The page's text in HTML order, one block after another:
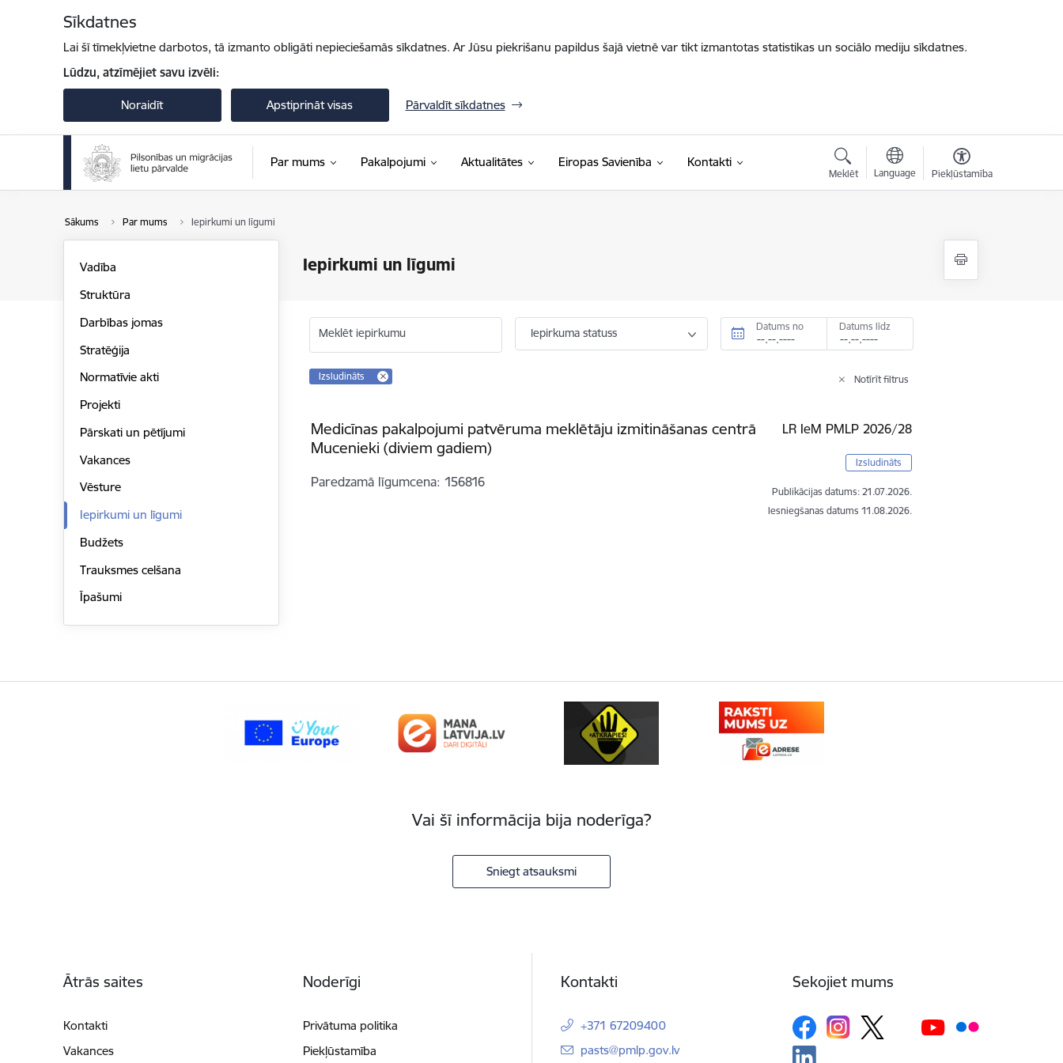
Sīkdatnes
Lai šī tīmekļvietne darbotos, tā izmanto obligāti nepieciešamās sīkdatnes. Ar Jūsu piekrišanu papildus šajā vietnē var tikt izmantotas statistikas un sociālo mediju sīkdatnes.
Lūdzu, atzīmējiet savu izvēli:
Noraidīt Apstiprināt visas Pārvaldīt sīkdatnes
Par mums Pakalpojumi Aktualitātes Eiropas Savienība Kontakti
Meklēt Language Piekļūstamība
Sākums Par mums Iepirkumi un līgumi
Iepirkumi un līgumi
Vadība
Struktūra
Darbības jomas
Stratēģija
Normatīvie akti
Projekti
Pārskati un pētījumi
Vakances
Vēsture
Iepirkumi un līgumi
Budžets
Trauksmes celšana
Īpašumi
Meklēt iepirkumu Iepirkuma statuss Datums no Datums līdz
Izsludināts Notīrīt filtrus
Medicīnas pakalpojumi patvēruma meklētāju izmitināšanas centrā
Mucenieki (diviem gadiem)
Paredzamā līgumcena 156816
LR IeM PMLP 2026/28
Izsludināts
Publikācijas datums: 21.07.2026.
Iesniegšanas datums 11.08.2026.
Vai šī informācija bija noderīga?
Sniegt atsauksmi
Ātrās saites
Kontakti
Vakances
Noderīgi
Privātuma politika
Piekļūstamība
Kontakti
+371 67209400
E-pasts:
pasts@pmlp.gov.lv
Sekojiet mums